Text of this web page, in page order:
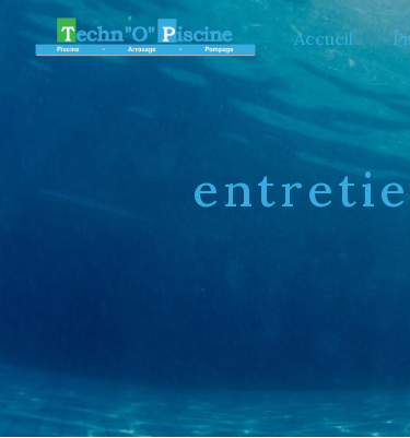
Accueil
Panneau de gestion des cookies